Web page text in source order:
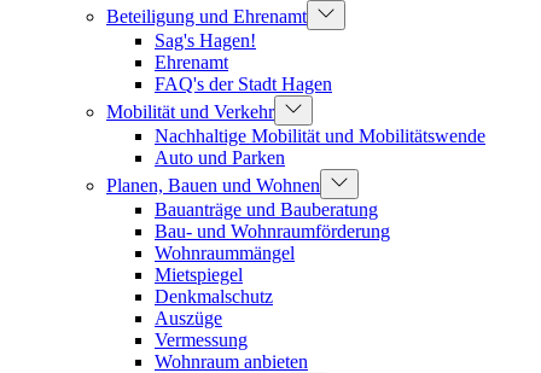
Beteiligung und Ehrenamt
Sag's Hagen!
Ehrenamt
FAQ's der Stadt Hagen
Mobilität und Verkehr
Nachhaltige Mobilität und Mobilitätswende
Auto und Parken
Planen, Bauen und Wohnen
Bauanträge und Bauberatung
Bau- und Wohnraumförderung
Wohnraummängel
Mietspiegel
Denkmalschutz
Auszüge
Vermessung
Wohnraum anbieten